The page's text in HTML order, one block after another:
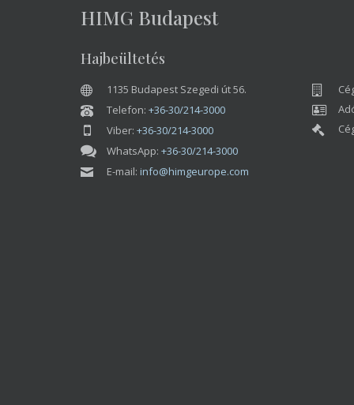
HIMG Budapest
Hajbeültetés
1135 Budapest Szegedi út 56.
Telefon: +36-30/214-3000
Viber: +36-30/214-3000
WhatsApp: +36-30/214-3000
E-mail: info@himgeurope.com